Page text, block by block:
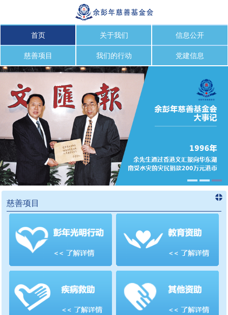
首页 关于我们 信息公开
慈善项目 我们的行动 党建信息
慈善项目
进入慈